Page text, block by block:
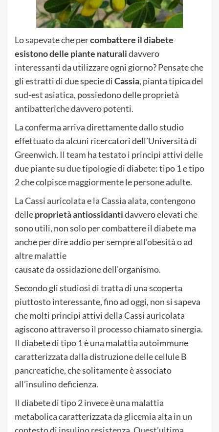
Lo sapevate che percombattere il diabete
esistono delle piante naturalidavvero
interessanti da utilizzare ogni giorno? Pensate che
gli estratti di due specie diCassia, pianta tipica del
sud-est asiatica, possiedono delle proprietà
antibatteriche davvero potenti.
La conferma arriva direttamente dallo studio
effettuato da alcuni ricercatori dell’Università di
Greenwich. Il team ha testato i principi attivi delle
due piante su due tipologie di diabete: tipo 1 e tipo
2 che colpisce maggiormente le persone adulte.
La Cassi auricolata e la Cassia alata, contengono
delleproprietà antiossidantidavvero elevati che
sono utili, non solo per combattere il diabete ma
anche per dire addio per sempre all’obesità o ad
altre malattie
causate da ossidazione dell’organismo.
Secondo gli studiosi di tratta di una scoperta
piuttosto interessante, fino ad oggi, non si sapeva
che molti principi attivi della Cassi auricolata
agiscono attraverso il processo chiamato sinergia.
Il diabete di tipo 1 è una malattia autoimmune
caratterizzata dalla distruzione delle cellule B
pancreatiche, che solitamente è associato
all’insulino deficienza.
Il diabete di tipo 2 invece è una malattia
metabolica caratterizzata da glicemia alta in un
contesto di insulino resistenza. Quest’ultima